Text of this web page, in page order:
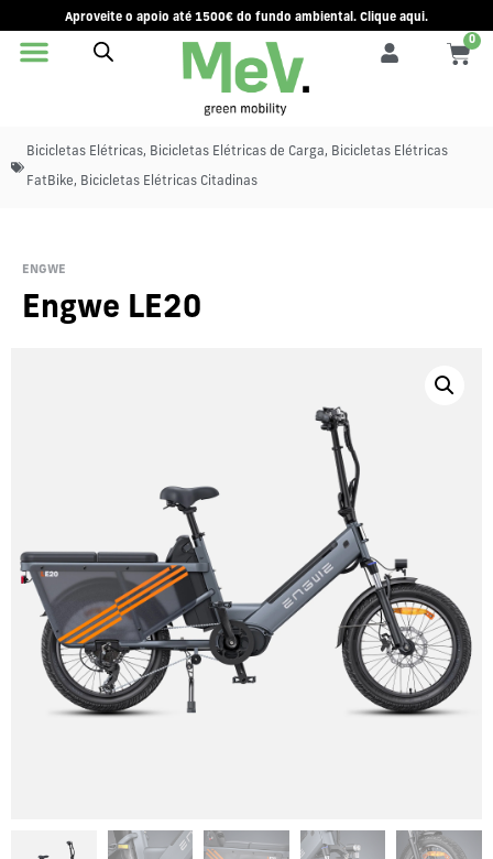
Aproveite o apoio até 1500€ do fundo ambiental. Clique aqui.
0
Bicicletas Elétricas, Bicicletas Elétricas de Carga, Bicicletas Elétricas
FatBike, Bicicletas Elétricas Citadinas
ENGWE
Engwe LE20